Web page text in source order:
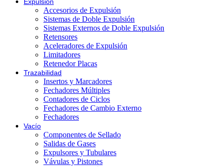
Accesorios de Expulsión
Sistemas de Doble Expulsión
Sistemas Externos de Doble Expulsión
Retensores
Aceleradores de Expulsión
Limitadores
Retenedor Placas
Trazabilidad
Insertos y Marcadores
Fechadores Múltiples
Contadores de Ciclos
Fechadores de Cambio Externo
Fechadores
Vacío
Componentes de Sellado
Salidas de Gases
Expulsores y Tubulares
Vávulas y Pistones